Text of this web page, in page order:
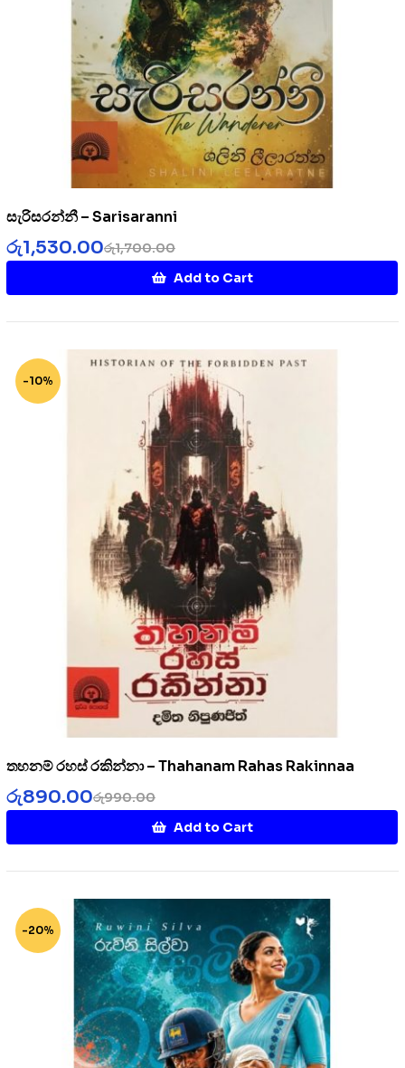
සැරිසරන්නී – Sarisaranni
රු1,700.00
රු1,530.00
Add to Cart
-10%
තහනම් රහස් රකින්නා – Thahanam Rahas Rakinnaa
රු990.00
රු890.00
Add to Cart
-20%